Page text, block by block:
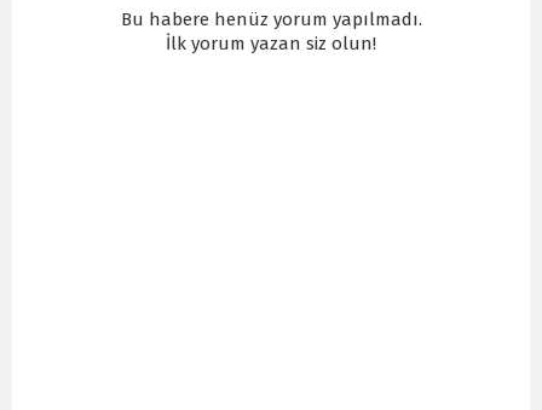
Bu habere henüz yorum yapılmadı.
İlk yorum yazan siz olun!